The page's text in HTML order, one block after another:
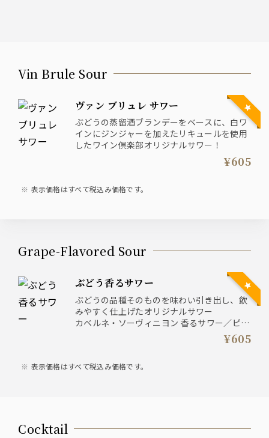
Vin Brule Sour
ヴァン ブリュレ サワー
ぶどうの蒸留酒ブランデーをベースに、白ワ
インにジンジャーを加えたリキュールを使用
したワイン倶楽部オリジナルサワー！
¥605
表示価格はすべて税込み価格です。
Grape-Flavored Sour
ぶどう香るサワー
ぶどうの品種そのものを味わい引き出し、飲
みやすく仕上げたオリジナルサワー
カベルネ・ソーヴィニヨン 香るサワー／ピ
ノ・ノワール 香るサワー／ソーヴィニヨン・
ブラン 香るサワー／シャルドネ 香るサワー
¥605
表示価格はすべて税込み価格です。
Cocktail